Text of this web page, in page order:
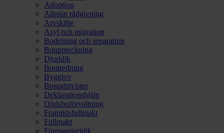
Adoption
Allmän rådgivning
Arvskifte
Asyl och migration
Bodelning och separation
Bouppteckning
Djuridik
Boutredning
Bygglov
Bostadstvister
Deklarationshjälp
Dödsboförvaltning
Framtidsfullmakt
Fullmakt
Företagsjuridik